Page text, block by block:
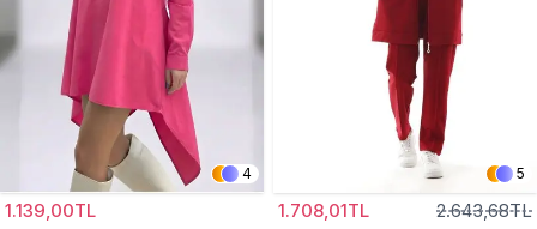
4
1.139,00TL
5
1.708,01TL 2.643,68TL